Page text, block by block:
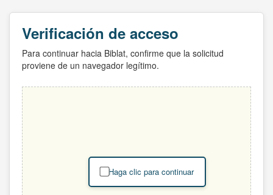
Verificación de acceso
Para continuar hacia Biblat, confirme que la solicitud
proviene de un navegador legítimo.
Haga clic para continuar